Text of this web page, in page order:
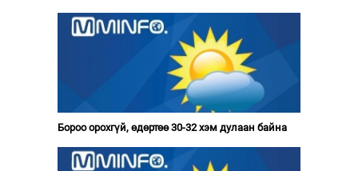
Бороо орохгүй, өдөртөө 30-32 хэм дулаан байна